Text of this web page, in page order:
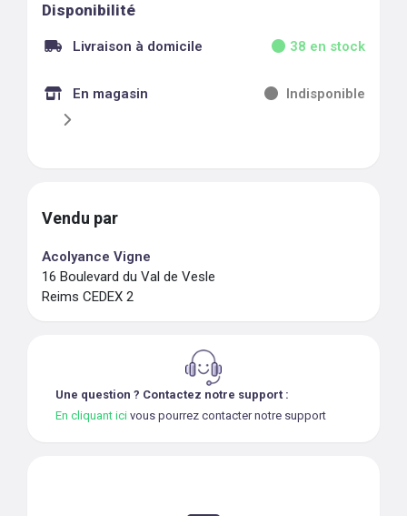
Disponibilité
Livraison à domicile 38 en stock
En magasin Indisponible
Vendu par
Acolyance Vigne
16 Boulevard du Val de Vesle
Reims CEDEX 2
Une question ? Contactez notre support :
En cliquant ici vous pourrez contacter notre support